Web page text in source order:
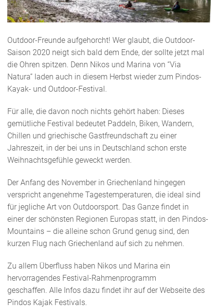
Outdoor-Freunde aufgehorcht! Wer glaubt, die Outdoor-
Saison 2020 neigt sich bald dem Ende, der sollte jetzt mal
die Ohren spitzen. Denn Nikos und Marina von “Via
Natura” laden auch in diesem Herbst wieder zum Pindos-
Kayak- und Outdoor-Festival.
Für alle, die davon noch nichts gehört haben: Dieses
gemütliche Festival bedeutet Paddeln, Biken, Wandern,
Chillen und griechische Gastfreundschaft zu einer
Jahreszeit, in der bei uns in Deutschland schon erste
Weihnachtsgefühle geweckt werden.
Der Anfang des November in Griechenland hingegen
verspricht angenehme Tagestemperaturen, die ideal sind
für jegliche Art von Outdoorsport. Das Ganze findet in
einer der schönsten Regionen Europas statt, in den Pindos-
Mountains – die alleine schon Grund genug sind, den
kurzen Flug nach Griechenland auf sich zu nehmen.
Zu allem Überfluss haben Nikos und Marina ein
hervorragendes Festival-Rahmenprogramm
geschaffen. Alle Infos dazu findet ihr auf der Webseite des
Pindos Kajak Festivals.